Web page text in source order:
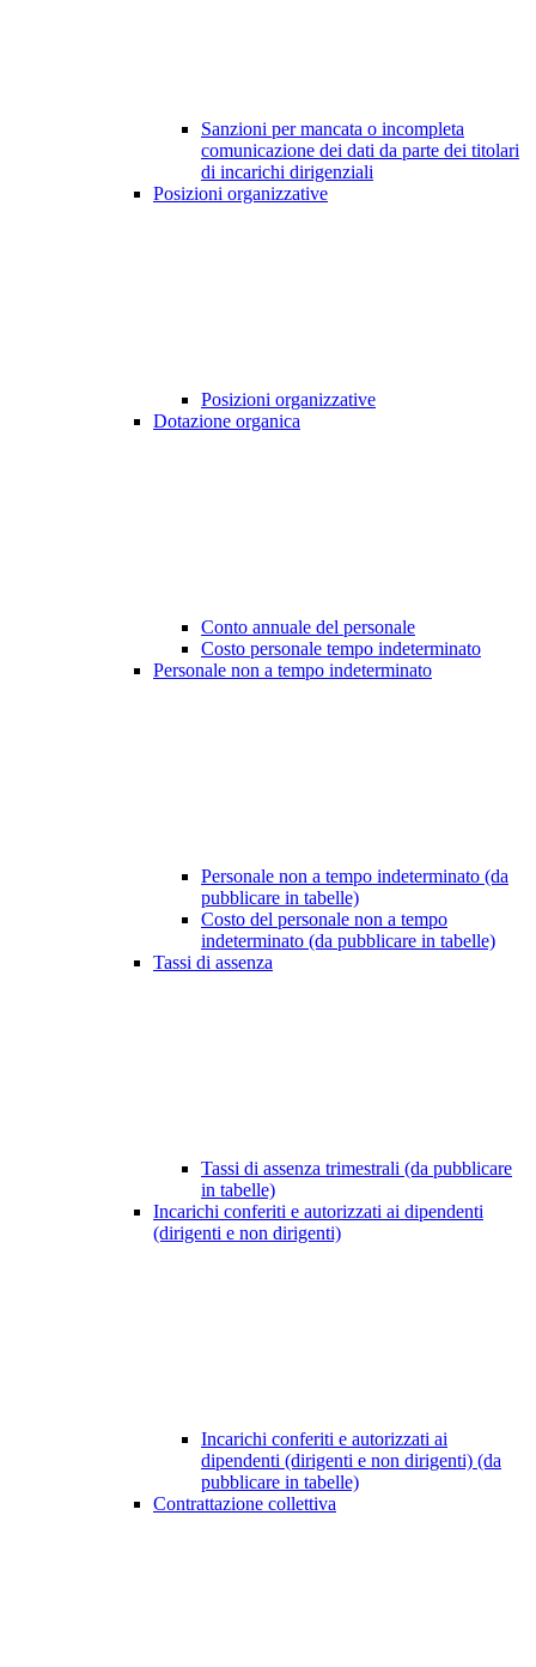
Sanzioni per mancata o incompleta
comunicazione dei dati da parte dei titolari
di incarichi dirigenziali
Posizioni organizzative
Posizioni organizzative
Dotazione organica
Conto annuale del personale
Costo personale tempo indeterminato
Personale non a tempo indeterminato
Personale non a tempo indeterminato (da
pubblicare in tabelle)
Costo del personale non a tempo
indeterminato (da pubblicare in tabelle)
Tassi di assenza
Tassi di assenza trimestrali (da pubblicare
in tabelle)
Incarichi conferiti e autorizzati ai dipendenti
(dirigenti e non dirigenti)
Incarichi conferiti e autorizzati ai
dipendenti (dirigenti e non dirigenti) (da
pubblicare in tabelle)
Contrattazione collettiva